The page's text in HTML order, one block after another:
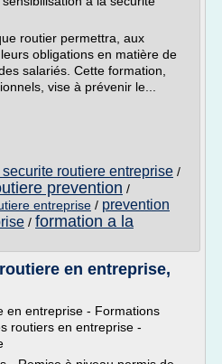
routier permettra, aux
obligations en matière de
salariés. Cette formation,
vise à prévenir le...
routiere entreprise /
prevention /
entreprise / prevention
/ formation a la
en entreprise,
en entreprise - Formations
routiers en entreprise -